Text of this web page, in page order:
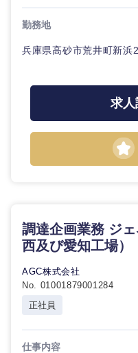
勤務地
兵庫県高砂市荒井町新浜
求人
調達企画業務 ジ
西及び愛知工場）
AGC株式会社
No. 01001879001284
正社員
仕事内容